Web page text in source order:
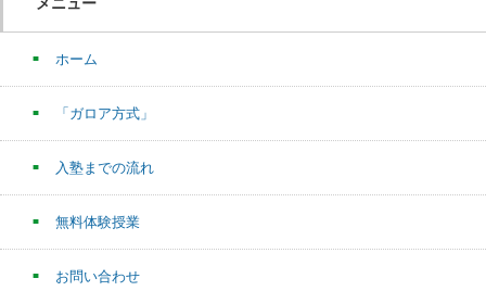
ホーム
「ガロア方式」
入塾までの流れ
無料体験授業
お問い合わせ